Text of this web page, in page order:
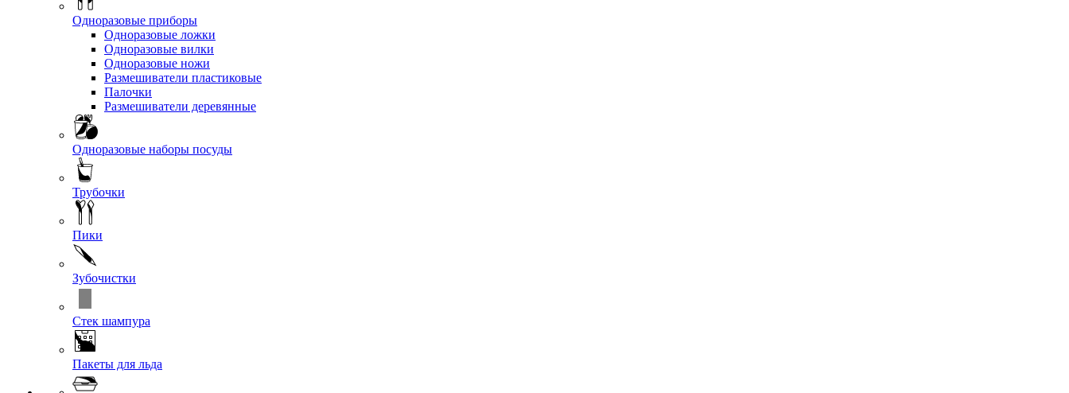
Одноразовые приборы
Одноразовые ложки
Одноразовые вилки
Одноразовые ножи
Размешиватели пластиковые
Палочки
Размешиватели деревянные
Одноразовые наборы посуды
Трубочки
Пики
Зубочистки
Стек шампура
Пакеты для льда